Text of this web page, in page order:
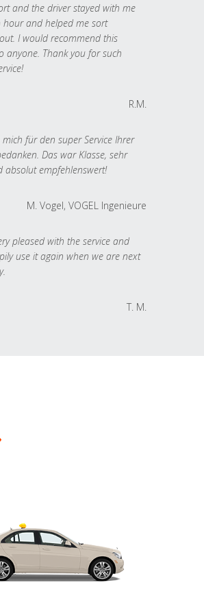
and the driver stayed with me
hour and helped me sort
I would recommend this
anyone. Thank you for such
R.M.
für den super Service Ihrer
Das war Klasse, sehr
absolut empfehlenswert!
M. Vogel, VOGEL Ingenieure
pleased with the service and
use it again when we are next
T. M.